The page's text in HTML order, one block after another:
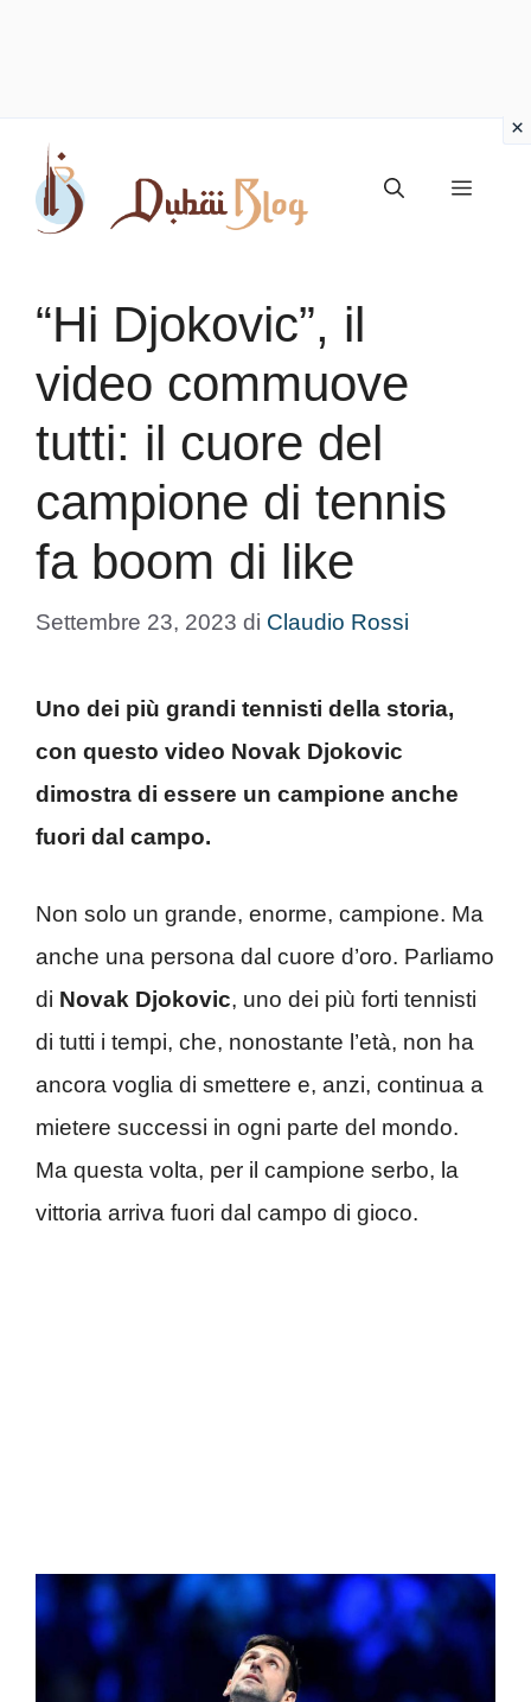
contenuto
Menu
“Hi Djokovic”, il
video commuove
tutti: il cuore del
campione di tennis
fa boom di like
Settembre 23, 2023 di Claudio Rossi
Uno dei più grandi tennisti della storia,
con questo video Novak Djokovic
dimostra di essere un campione anche
fuori dal campo.
Non solo un grande, enorme, campione. Ma
anche una persona dal cuore d’oro. Parliamo
di Novak Djokovic, uno dei più forti tennisti
di tutti i tempi, che, nonostante l’età, non ha
ancora voglia di smettere e, anzi, continua a
mietere successi in ogni parte del mondo.
Ma questa volta, per il campione serbo, la
vittoria arriva fuori dal campo di gioco.